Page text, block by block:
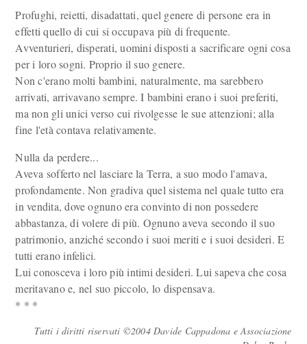
Profughi, reietti, disadattati, quel genere di persone era in
effetti quello di cui si occupava più di frequente.
Avventurieri, disperati, uomini disposti a sacrificare ogni cosa
per i loro sogni. Proprio il suo genere.
Non c'erano molti bambini, naturalmente, ma sarebbero
arrivati, arrivavano sempre. I bambini erano i suoi preferiti,
ma non gli unici verso cui rivolgesse le sue attenzioni; alla
fine l'età contava relativamente.
Nulla da perdere...
Aveva sofferto nel lasciare la Terra, a suo modo l'amava,
profondamente. Non gradiva quel sistema nel quale tutto era
in vendita, dove ognuno era convinto di non possedere
abbastanza, di volere di più. Ognuno aveva secondo il suo
patrimonio, anziché secondo i suoi meriti e i suoi desideri. E
tutti erano infelici.
Lui conosceva i loro più intimi desideri. Lui sapeva che cosa
meritavano e, nel suo piccolo, lo dispensava.
* * *
Tutti i diritti riservati ©2004 Davide Cappadona e Associazione